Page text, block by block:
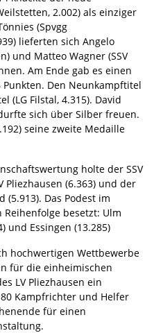
2.002) als einziger
(Spvgg
lieferten sich Angelo
und Matteo Wagner (SSV
Am Ende gab es einen
Den Neunkampftitel
(LG Filstal, 4.315). David
sich über Silber freuen.
seine zweite Medaille
holte der SSV
Pliezhausen (6.363) und der
(5.913). Das Podest im
besetzt: Ulm
und Essingen (13.285)
hochwertigen Wettbewerbe
für die einheimischen
LV Pliezhausen ein
Kampfrichter und Helfer
für einen